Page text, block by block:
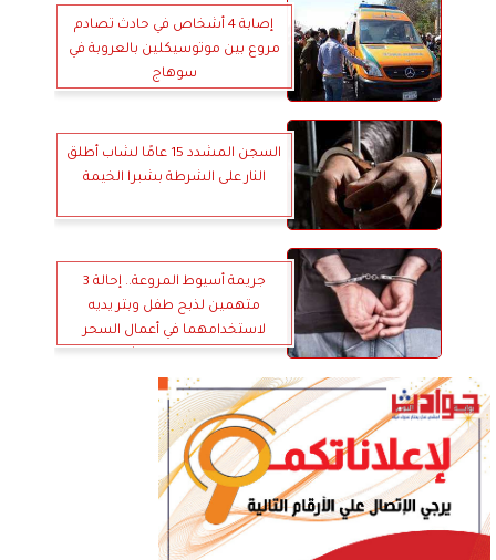
إصابة 4 أشخاص في حادث تصادم
مروع بين موتوسيكلين بالعروبة في
سوهاج
السجن المشدد 15 عامًا لشاب أطلق
النار على الشرطة بشبرا الخيمة
جريمة أسيوط المروعة.. إحالة 3
متهمين لذبح طفل وبتر يديه
لاستخدامهما في أعمال السحر